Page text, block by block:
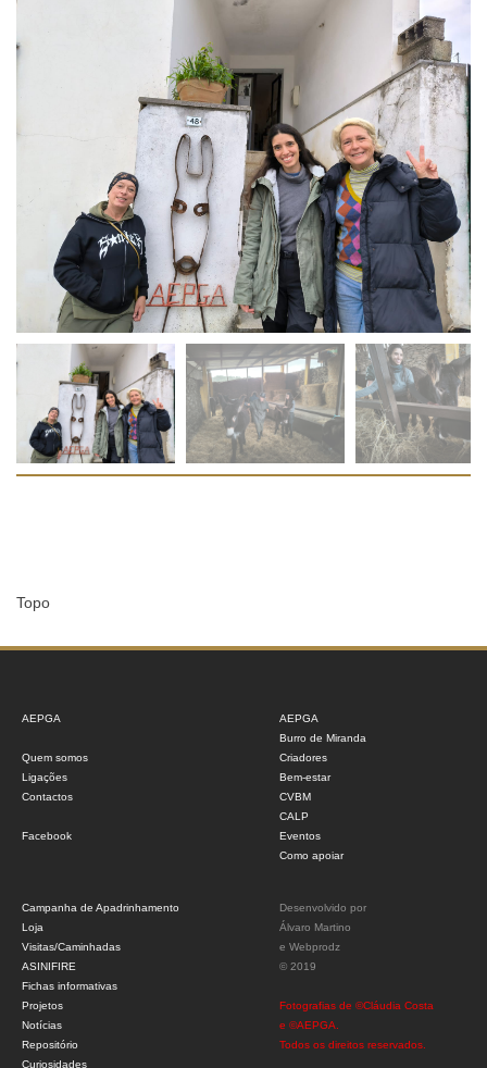
Topo
AEPGA
Quem somos
Ligações
Contactos
Facebook
AEPGA
Burro de Miranda
Criadores
Bem-estar
CVBM
CALP
Eventos
Como apoiar
Campanha de Apadrinhamento
Loja
Visitas/Caminhadas
ASINIFIRE
Fichas informativas
Projetos
Notícias
Repositório
Curiosidades
Desenvolvido por
Álvaro Martino
e Webprodz
© 2019
Fotografias de ©Cláudia Costa
e ©AEPGA.
Todos os direitos reservados.